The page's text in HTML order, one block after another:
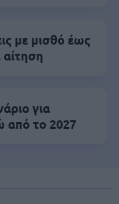
με μισθό έως
για
από το 2027